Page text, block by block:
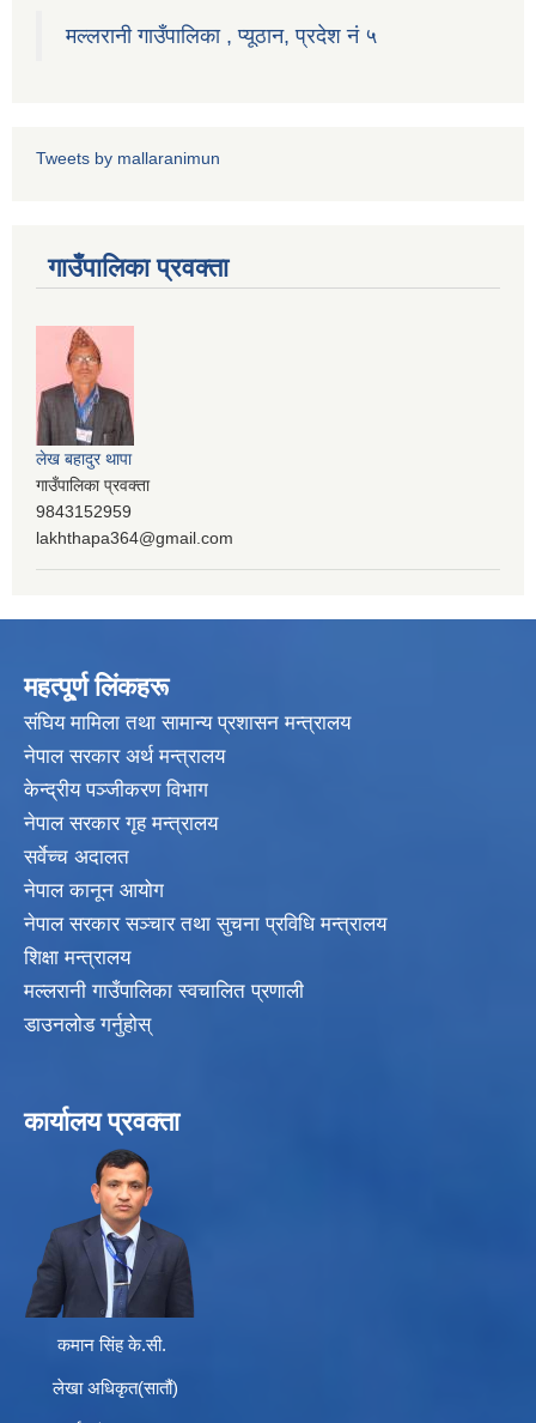
मल्लरानी गाउँपालिका , प्यूठान, प्रदेश नं ५
Tweets by mallaranimun
गाउँपालिका प्रवक्ता
लेख बहादुर थापा
गाउँपालिका प्रवक्ता
9843152959
lakhthapa364@gmail.com
महत्पू्र्ण लिंकहरू
संघिय मामिला तथा सामान्य प्रशासन मन्त्रालय
नेपाल सरकार अर्थ मन्त्रालय
केन्द्रीय पञ्जीकरण विभाग
नेपाल सरकार गृह मन्त्रालय
सर्वेच्च अदालत
नेपाल कानून आयोग
नेपाल सरकार सञ्चार तथा सुचना प्रविधि मन्त्रालय
शिक्षा मन्त्रालय
मल्लरानी गाउँपालिका स्वचालित प्रणाली
डाउनलोड गर्नुहोस्
कार्यालय प्रवक्ता
कमान सिंह के.सी.
लेखा अधिकृत(सातौं)